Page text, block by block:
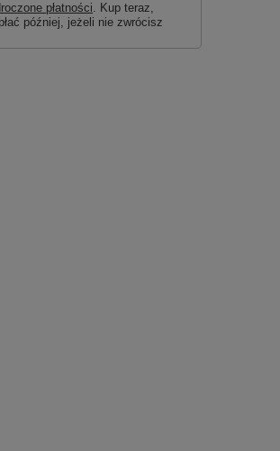
płatności. Kup teraz,
później, jeżeli nie zwrócisz